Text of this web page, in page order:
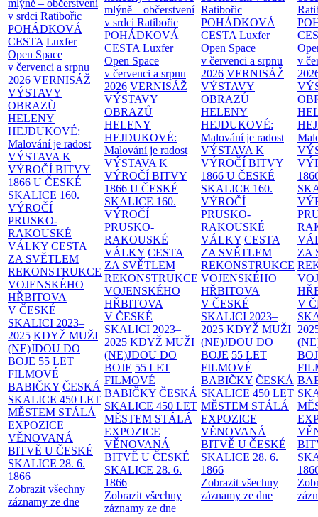
mlýně – občerstvení
v srdci Ratibořic
POHÁDKOVÁ
CESTA Luxfer
Open Space
v červenci a srpnu
2026 VERNISÁŽ
VÝSTAVY
OBRAZŮ
HELENY
HEJDUKOVÉ:
Malování je radost
VÝSTAVA K
VÝROČÍ BITVY
1866 U ČESKÉ
SKALICE 160.
VÝROČÍ
PRUSKO-
RAKOUSKÉ
VÁLKY CESTA
ZA SVĚTLEM
REKONSTRUKCE
VOJENSKÉHO
HŘBITOVA
V ČESKÉ
SKALICI 2023–
2025 KDYŽ MUŽI
(NE)JDOU DO
BOJE 55 LET
FILMOVÉ
BABIČKY ČESKÁ
SKALICE 450 LET
MĚSTEM STÁLÁ
EXPOZICE
VĚNOVANÁ
BITVĚ U ČESKÉ
SKALICE 28. 6.
1866
Zobrazit všechny
záznamy ze dne
mlýně – občerstvení
v srdci Ratibořic
POHÁDKOVÁ
CESTA Luxfer
Open Space
v červenci a srpnu
2026 VERNISÁŽ
VÝSTAVY
OBRAZŮ
HELENY
HEJDUKOVÉ:
Malování je radost
VÝSTAVA K
VÝROČÍ BITVY
1866 U ČESKÉ
SKALICE 160.
VÝROČÍ
PRUSKO-
RAKOUSKÉ
VÁLKY CESTA
ZA SVĚTLEM
REKONSTRUKCE
VOJENSKÉHO
HŘBITOVA
V ČESKÉ
SKALICI 2023–
2025 KDYŽ MUŽI
(NE)JDOU DO
BOJE 55 LET
FILMOVÉ
BABIČKY ČESKÁ
SKALICE 450 LET
MĚSTEM STÁLÁ
EXPOZICE
VĚNOVANÁ
BITVĚ U ČESKÉ
SKALICE 28. 6.
1866
Zobrazit všechny
záznamy ze dne
Ratibořic
POHÁDKOVÁ
CESTA Luxfer
Open Space
v červenci a srpnu
2026 VERNISÁŽ
VÝSTAVY
OBRAZŮ
HELENY
HEJDUKOVÉ:
Malování je radost
VÝSTAVA K
VÝROČÍ BITVY
1866 U ČESKÉ
SKALICE 160.
VÝROČÍ
PRUSKO-
RAKOUSKÉ
VÁLKY CESTA
ZA SVĚTLEM
REKONSTRUKCE
VOJENSKÉHO
HŘBITOVA
V ČESKÉ
SKALICI 2023–
2025 KDYŽ MUŽI
(NE)JDOU DO
BOJE 55 LET
FILMOVÉ
BABIČKY ČESKÁ
SKALICE 450 LET
MĚSTEM STÁLÁ
EXPOZICE
VĚNOVANÁ
BITVĚ U ČESKÉ
SKALICE 28. 6.
1866
Zobrazit všechny
záznamy ze dne
v
ZA
V